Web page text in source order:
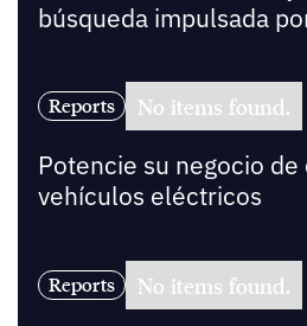
búsqueda impulsada
Reports No items found.
Potencie su negocio de
vehículos eléctricos
Reports No items found.